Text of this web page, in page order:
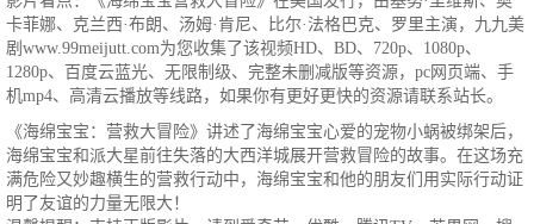
卡菲娜、克兰西·布朗、汤姆·肯尼、比尔·法格巴克、罗里主演，九九美
剧www.99meijutt.com为您收集了该视频HD、BD、720p、1080p、
1280p、百度云蓝光、无限制级、完整未删减版等资源，pc网页端、手
机mp4、高清云播放等线路，如果你有更好更快的资源请联系站长。
《海绵宝宝：营救大冒险》讲述了海绵宝宝心爱的宠物小蜗被绑架后，
海绵宝宝和派大星前往失落的大西洋城展开营救冒险的故事。在这场充
满危险又妙趣横生的营救行动中，海绵宝宝和他的朋友们用实际行动证
明了友谊的力量无限大！